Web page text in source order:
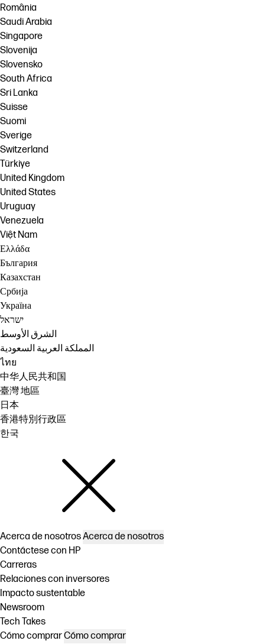
România
Saudi Arabia
Singapore
Slovenija
Slovensko
South Africa
Sri Lanka
Suisse
Suomi
Sverige
Switzerland
Türkiye
United Kingdom
United States
Uruguay
Venezuela
Việt Nam
Ελλάδα
България
Казахстан
Србија
Україна
ישראל
الشرق الأوسط
المملكة العربية السعودية
ไทย
中华人民共和国
臺灣 地區
日本
香港特別行政區
한국
Acerca de nosotrosAcerca de nosotros
Contáctese con HP
Carreras
Relaciones con inversores
Impacto sustentable
Newsroom
Tech Takes
Cómo comprarCómo comprar